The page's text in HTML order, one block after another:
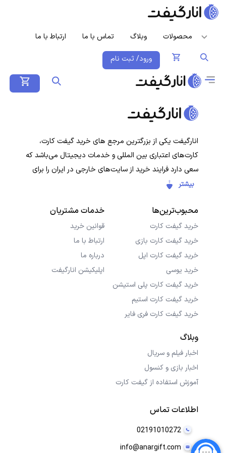
محصولات وبلاگ تماس با ما ارتباط با ما
ورود/ ثبت نام
انارگیفت یکی از بزرگترین مرجع های خرید گیفت کارت،
کارت‌های اعتباری بین المللی و خدمات دیجیتال می‌باشد که
سعی دارد فرایند خرید از سایت‌های خارجی در ایران را برای
کاربران ایرانی ساده‌تر کند. هدف ما ارائه تجربه‌ای سریع، امن و
کاربران با خیال راحت خرید کنند و در کمترین زمان دریافت
کنند.
بیشتر
محبوب‌ترین‌ها
خرید گیفت کارت
خرید گیفت کارت بازی
خرید گیفت کارت اپل
خرید یوسی
خرید گیفت کارت پلی استیشن
خرید گیفت کارت استیم
خرید گیفت کارت فری فایر
خدمات مشتریان
قوانین خرید
ارتباط با ما
درباره ما
اپلیکیشن انارگیفت
وبلاگ
اخبار فیلم و سریال
اخبار بازی و کنسول
آموزش استفاده از گیفت کارت
اطلاعات تماس
02191010272
info@anargift.com